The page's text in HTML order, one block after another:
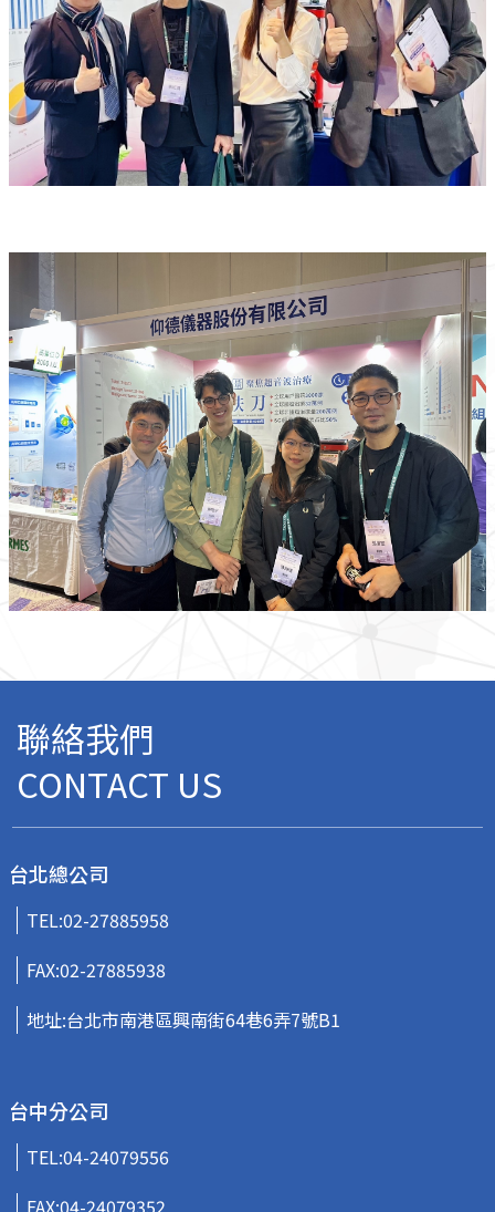
聯絡我們
CONTACT US
台北總公司
TEL:02-27885958
FAX:02-27885938
地址:台北市南港區興南街64巷6弄7號B1
台中分公司
TEL:04-24079556